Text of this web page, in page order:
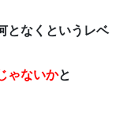
となくというレベ
ゃないかと